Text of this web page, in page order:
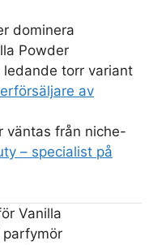
dominera
Powder
ledande torr variant
av
väntas från niche-
– specialist på
Vanilla